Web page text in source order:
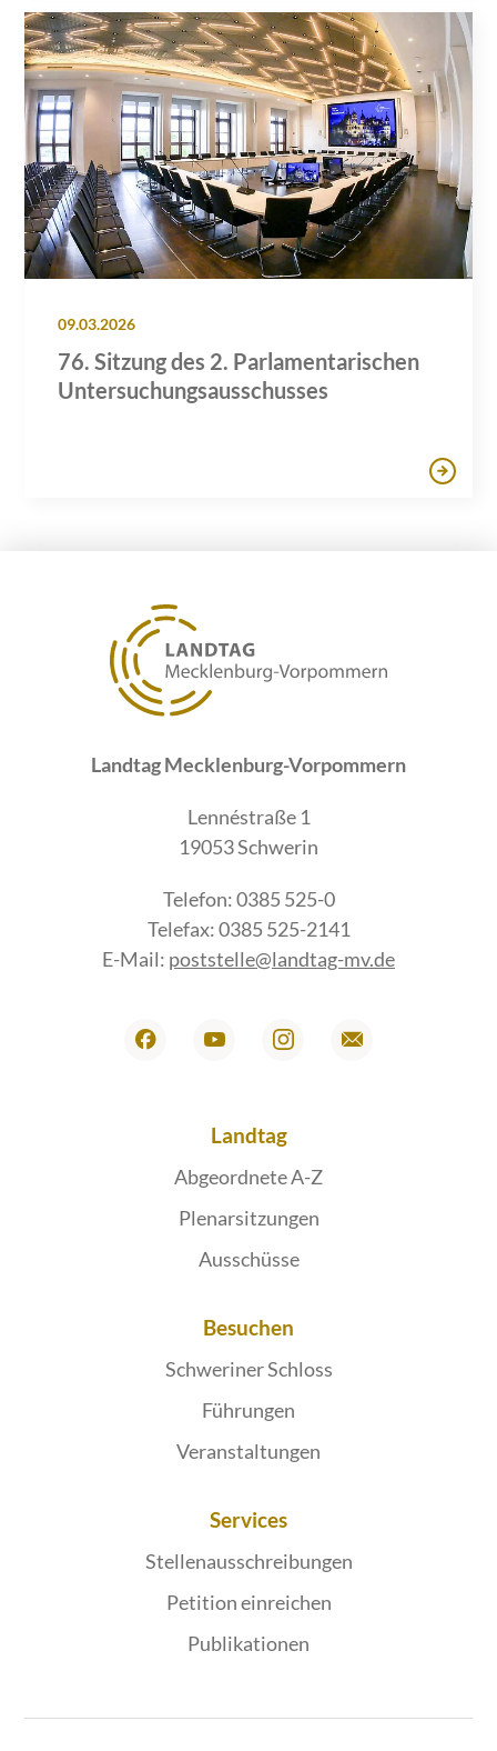
09.03.2026
76. Sitzung des 2. Parlamentarischen
Untersuchungsausschusses
Landtag Mecklenburg-Vorpommern
Lennéstraße 1
19053 Schwerin
Telefon: 0385 525-0
Telefax: 0385 525-2141
E-Mail: poststelle@landtag-mv.de
Landtag
Abgeordnete A-Z
Plenarsitzungen
Ausschüsse
Besuchen
Schweriner Schloss
Führungen
Veranstaltungen
Services
Stellenausschreibungen
Petition einreichen
Publikationen